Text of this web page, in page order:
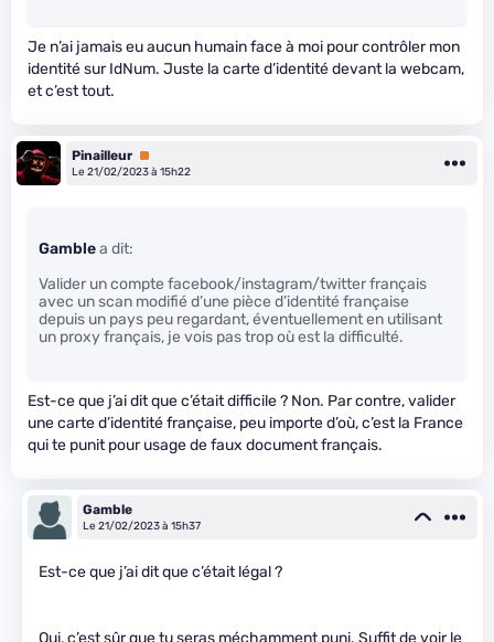
Je n’ai jamais eu aucun humain face à moi pour contrôler mon
identité sur IdNum. Juste la carte d’identité devant la webcam,
et c’est tout.
Pinailleur Premium
Le 21/02/2023 à 15h22
Gamblea dit:
Valider un compte facebook/instagram/twitter français
avec un scan modifié d’une pièce d’identité française
depuis un pays peu regardant, éventuellement en utilisant
un proxy français, je vois pas trop où est la difficulté.
Est-ce que j’ai dit que c’était difficile ? Non. Par contre, valider
une carte d’identité française, peu importe d’où, c’est la France
qui te punit pour usage de faux document français.
Gamble
Le 21/02/2023 à 15h37
Est-ce que j’ai dit que c’était légal ?
Oui, c’est sûr que tu seras méchamment puni. Suffit de voir le